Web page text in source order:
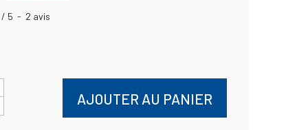
/ 5 - 2 avis
AJOUTER AU PANIER